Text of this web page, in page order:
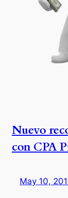
Nuevo
con CPA
May 10,